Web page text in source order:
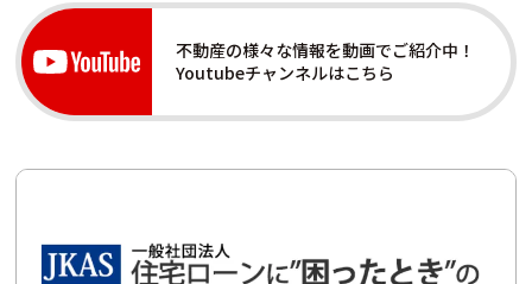
不動産の様々な情報を動画でご紹介中！
Youtubeチャンネルはこちら